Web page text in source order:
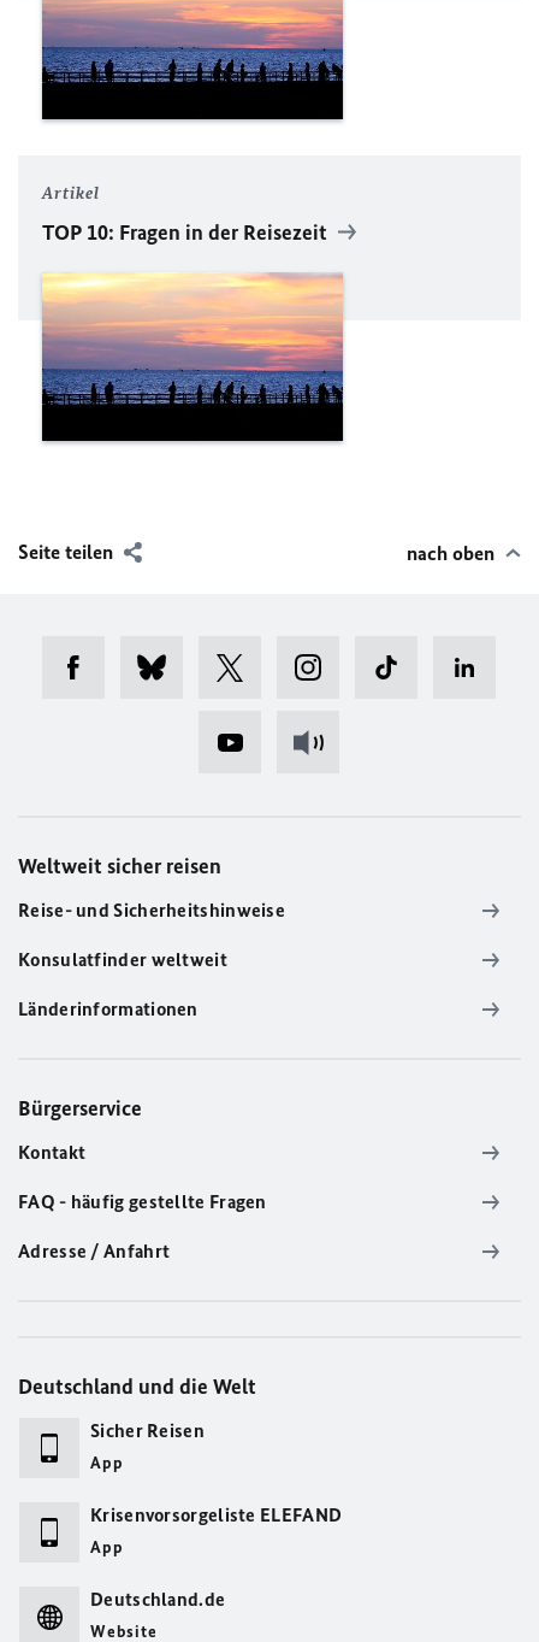
Artikel
TOP 10: Fragen in der Reisezeit
Seite teilen nach oben
Weltweit sicher reisen
Reise- und Sicherheitshinweise
Konsulatfinder weltweit
Länderinformationen
Bürgerservice
Kontakt
FAQ - häufig gestellte Fragen
Adresse / Anfahrt
Deutschland und die Welt
Sicher Reisen
App
Krisenvorsorgeliste ELEFAND
App
Deutschland.de
Website